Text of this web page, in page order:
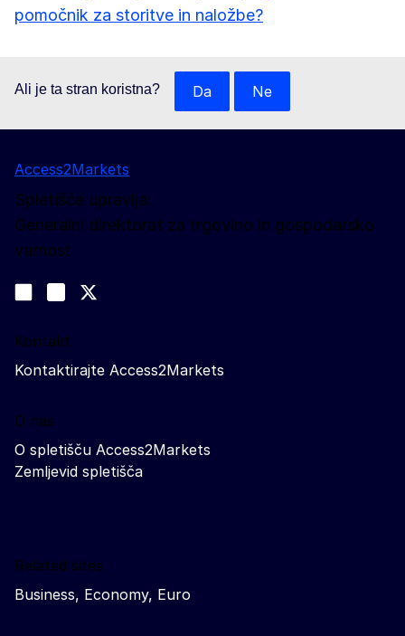
pomočnik za storitve in naložbe?
Ali je ta stran koristna? Da Ne
Access2Markets
Spletišče upravlja:
Generalni direktorat za trgovino in gospodarsko
varnost
Join us on LinkedIn
Trade-Off podcast
Kontakt
Kontaktirajte Access2Markets
O nas
O spletišču Access2Markets
Zemljevid spletišča
Related sites
Business, Economy, Euro